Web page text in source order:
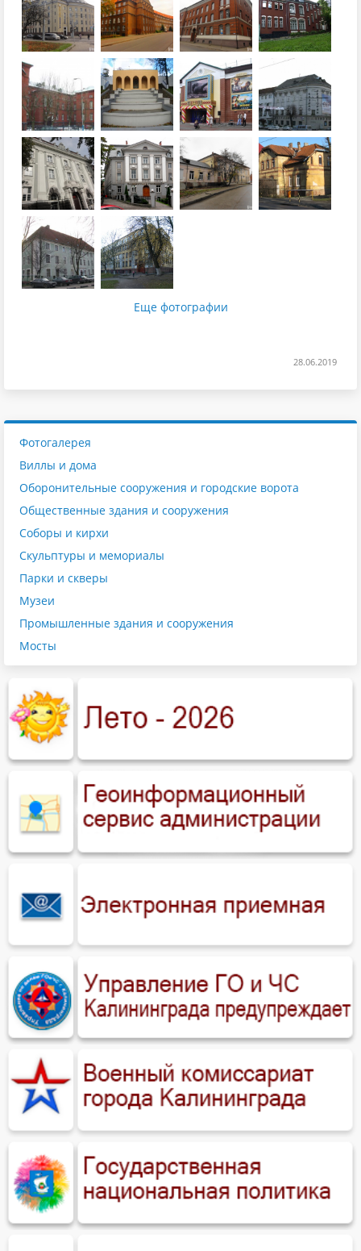
Еще фотографии
28.06.2019
Фотогалерея
Виллы и дома
Оборонительные сооружения и городские ворота
Общественные здания и сооружения
Соборы и кирхи
Скульптуры и мемориалы
Парки и скверы
Музеи
Промышленные здания и сооружения
Мосты